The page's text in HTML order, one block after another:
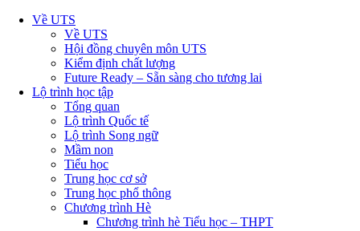
Về UTS
Về UTS
Hội đồng chuyên môn UTS
Kiểm định chất lượng
Future Ready – Sẵn sàng cho tương lai
Lộ trình học tập
Tổng quan
Lộ trình Quốc tế
Lộ trình Song ngữ
Mầm non
Tiểu học
Trung học cơ sở
Trung học phổ thông
Chương trình Hè
Chương trình hè Tiểu học – THPT